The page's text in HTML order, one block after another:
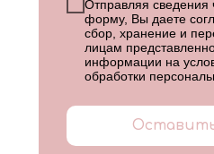
Отправляя сведения
форму, Вы даете
сбор, хранение и
лицам
информации на
обработки
Оставить